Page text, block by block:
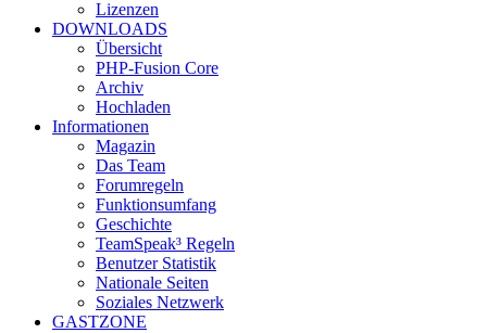
Lizenzen
DOWNLOADS
Übersicht
PHP-Fusion Core
Archiv
Hochladen
Informationen
Magazin
Das Team
Forumregeln
Funktionsumfang
Geschichte
TeamSpeak³ Regeln
Benutzer Statistik
Nationale Seiten
Soziales Netzwerk
GASTZONE